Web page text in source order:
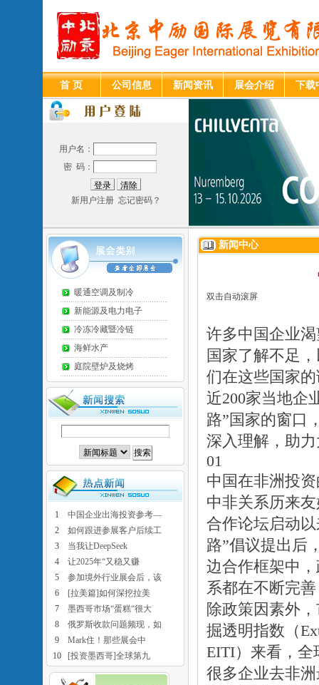
首 页 公司信息 新闻资讯 展会介绍 下载
用户名：
密 码：
新用户注册 忘记密码？
暖通空调及制冷
新能源及电力电子
冷冻冷藏暨冷链
海鲜水产
庭院壁炉及烧烤
1
中国企业出海投资参考—
2
如何跟进参展客户后续工
3
当我让DeepSeek
4
让2025年“又稳又赚
5
参加境外行业展会后，该
6
[拉美篇]如何深挖拉美
7
墨西哥市场“蛋糕“很大
8
俄罗斯收款问题频现，如
9
Mark住！那些展会中
10
[投资墨西哥]全球第九
新闻中心
双击自动滚屏
许多中国企业
国家了解不足
们在这些国家
近200家当地企
路”国家的窗口
深入理解，助
01
中国在非洲投
中非关系历来
合作论坛启动
路”倡议提出后
边合作框架中
系都在不断完
除政策因素外
掘透明指数（
EITI）来看，全
很多企业去非